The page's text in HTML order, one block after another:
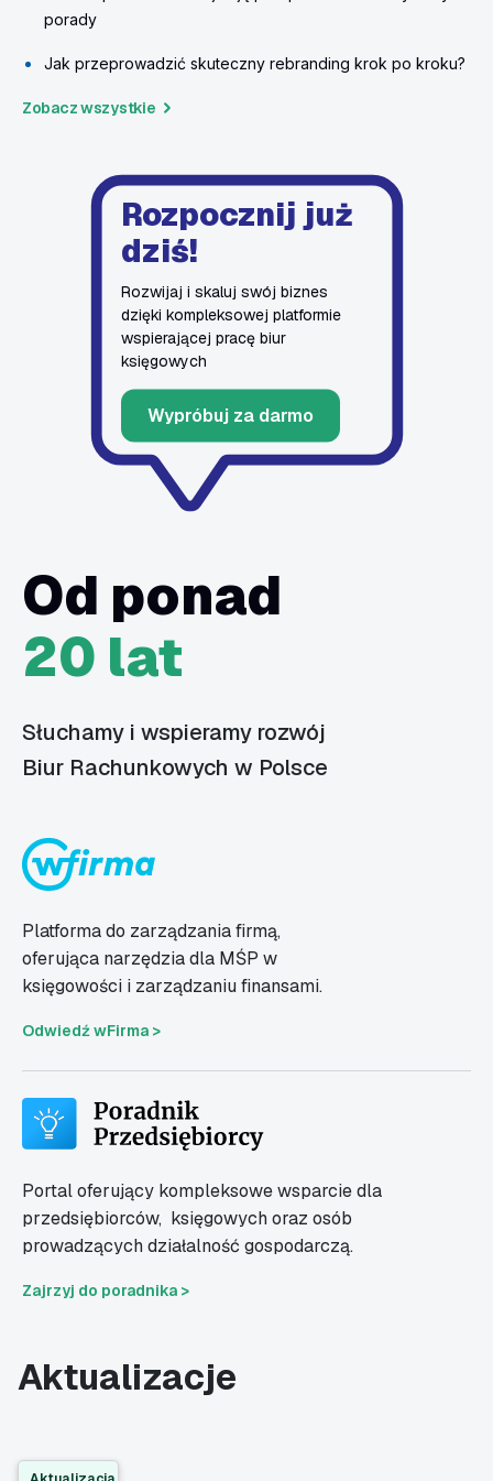
porady
Jak przeprowadzić skuteczny rebranding krok po kroku?
Zobacz wszystkie
Rozpocznij już
dziś!
Rozwijaj i skaluj swój biznes
dzięki kompleksowej platformie
wspierającej pracę biur
księgowych
Wypróbuj za darmo
Od ponad
20 lat
Słuchamy i wspieramy rozwój
Biur Rachunkowych w Polsce
Platforma do zarządzania firmą,
oferująca narzędzia dla MŚP w
księgowości i zarządzaniu finansami.
Odwiedź wFirma >
Portal oferujący kompleksowe wsparcie dla
przedsiębiorców, księgowych oraz osób
prowadzących działalność gospodarczą.
Zajrzyj do poradnika >
Aktualizacje